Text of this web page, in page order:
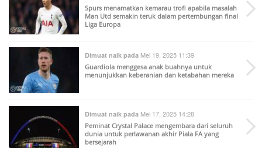
Spurs menamatkan kemarau trofi apabila masalah
Man Utd semakin teruk dalam pertembungan final
Liga Europa
Dimuat naik pada Mei 19, 2025 11:39
Guardiola menggesa anak buahnya untuk
menunjukkan keberanian dan ketabahan mereka
Dimuat naik pada Mei 17, 2025 14:28
Peminat Crystal Palace mengembara dari seluruh
dunia untuk perlawanan akhir Piala FA yang
bersejarah